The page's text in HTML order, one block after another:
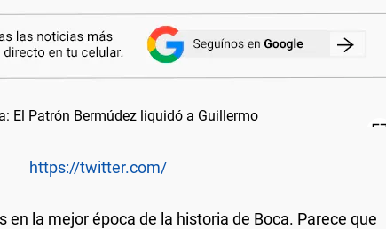
https://twitter.com/
en la mejor época de la historia de Boca. Parece que